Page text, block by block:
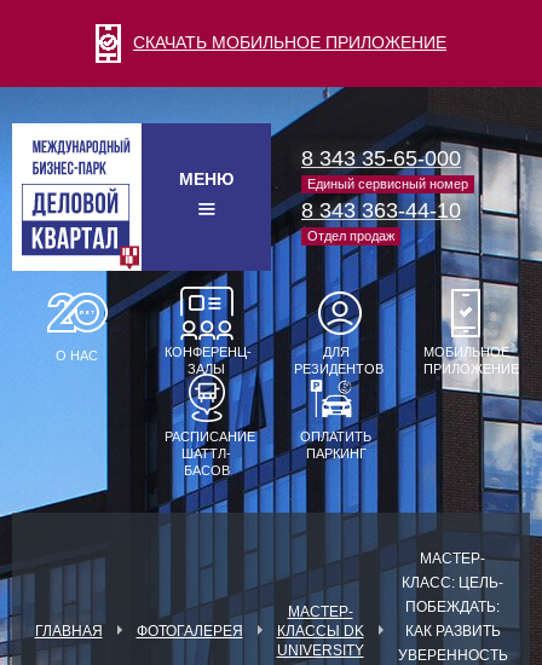
СКАЧАТЬ МОБИЛЬНОЕ ПРИЛОЖЕНИЕ
МЕНЮ
8 343 35-65-000
Единый сервисный номер
8 343 363-44-10
Отдел продаж
О НАС
КОНФЕРЕНЦ-
ЗАЛЫ
ДЛЯ
РЕЗИДЕНТОВ
МОБИЛЬНОЕ
ПРИЛОЖЕНИЕ
РАСПИСАНИЕ
ШАТТЛ-
БАСОВ
ОПЛАТИТЬ
ПАРКИНГ
ГЛАВНАЯ ФОТОГАЛЕРЕЯ
МАСТЕР-
КЛАССЫ DK
UNIVERSITY
МАСТЕР-
КЛАСС: ЦЕЛЬ-
ПОБЕЖДАТЬ:
КАК РАЗВИТЬ
УВЕРЕННОСТЬ